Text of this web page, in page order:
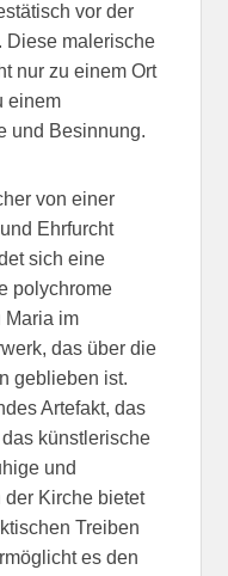
vor der
Diese malerische
nur zu einem Ort
einem
und Besinnung.
von einer
Ehrfurcht
sich eine
polychrome
Maria im
das über die
geblieben ist.
Artefakt, das
künstlerische
und
der Kirche bietet
Treiben
es den